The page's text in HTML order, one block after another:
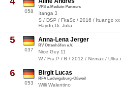
058
VPS u.Medizin Partners
Itanga 3
S / DSP / FkaSc / 2016 / Ituango
Haydn,Dr. Julia
5
037
Anna-Lena Jerger
RV Ottenhöfen e.V.
Nice Guy 11
W / Fra.P / B / 2012 / Nemax / Ultra
6
053
Birgit Lucas
RFV Ludwigsburg-Oßweil
Willi Walentino